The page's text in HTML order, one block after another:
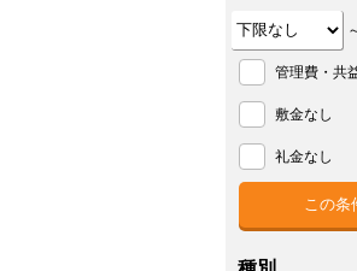
管理費・共
敷金なし
礼金なし